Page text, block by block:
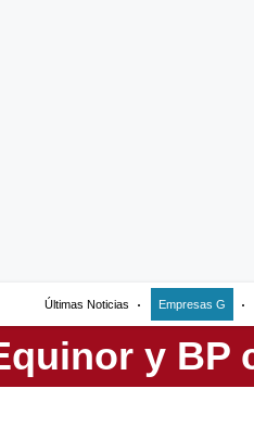
Últimas Noticias Empresas G